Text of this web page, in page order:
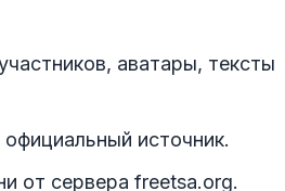
аватары, тексты
источник.
от сервера freetsa.org.